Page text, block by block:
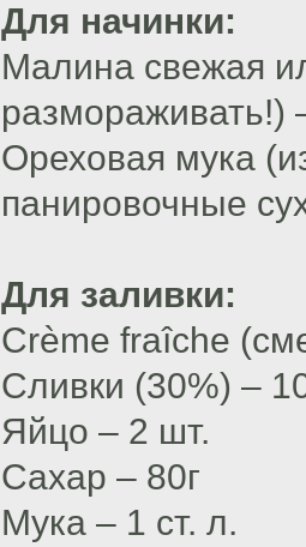
Для начинки:
Малина свежая
размораживать!)
Ореховая мука
панировочные
Для заливки:
Сrème fraîche
Сливки (30%) –
Яйцо – 2 шт.
Сахар – 80г
Мука – 1 ст. л.